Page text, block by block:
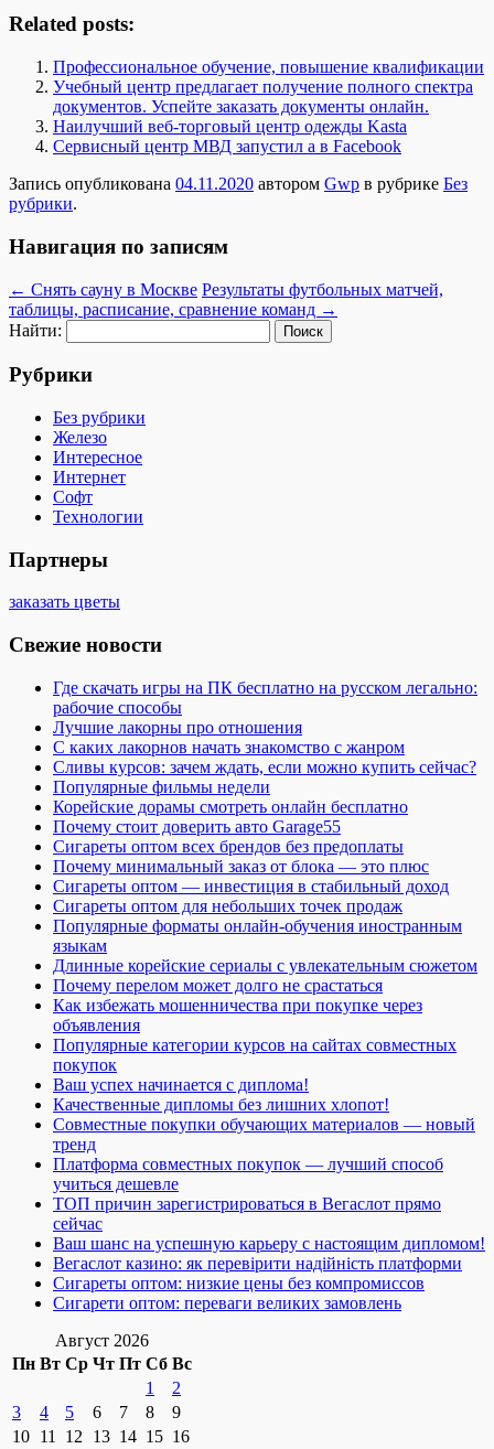
Related posts:
Профессиональное обучение, повышение квалификации
Учебный центр предлагает получение полного спектра
документов. Успейте заказать документы онлайн.
Наилучший веб-торговый центр одежды Kasta
Cервисный центр МВД запустил а в Facebook
Запись опубликована 04.11.2020 автором Gwp в рубрике Без
рубрики.
Навигация по записям
← Снять сауну в Москве Результаты футбольных матчей,
таблицы, расписание, сравнение команд →
Найти:
Рубрики
Без рубрики
Железо
Интересное
Интернет
Софт
Технологии
Партнеры
заказать цветы
Свежие новости
Где скачать игры на ПК бесплатно на русском легально:
рабочие способы
Лучшие лакорны про отношения
С каких лакорнов начать знакомство с жанром
Сливы курсов: зачем ждать, если можно купить сейчас?
Популярные фильмы недели
Корейские дорамы смотреть онлайн бесплатно
Почему стоит доверить авто Garage55
Сигареты оптом всех брендов без предоплаты
Почему минимальный заказ от блока — это плюс
Сигареты оптом — инвестиция в стабильный доход
Сигареты оптом для небольших точек продаж
Популярные форматы онлайн-обучения иностранным
языкам
Длинные корейские сериалы с увлекательным сюжетом
Почему перелом может долго не срастаться
Как избежать мошенничества при покупке через
объявления
Популярные категории курсов на сайтах совместных
покупок
Ваш успех начинается с диплома!
Качественные дипломы без лишних хлопот!
Совместные покупки обучающих материалов — новый
тренд
Платформа совместных покупок — лучший способ
учиться дешевле
ТОП причин зарегистрироваться в Вегаслот прямо
сейчас
Ваш шанс на успешную карьеру с настоящим дипломом!
Вегаслот казино: як перевірити надійність платформи
Сигареты оптом: низкие цены без компромиссов
Сигарети оптом: переваги великих замовлень
Август 2026
Пн Вт Ср Чт Пт Сб Вс
1
2
3
4 5 6 7 8
9
10 11 12 13 14 15 16